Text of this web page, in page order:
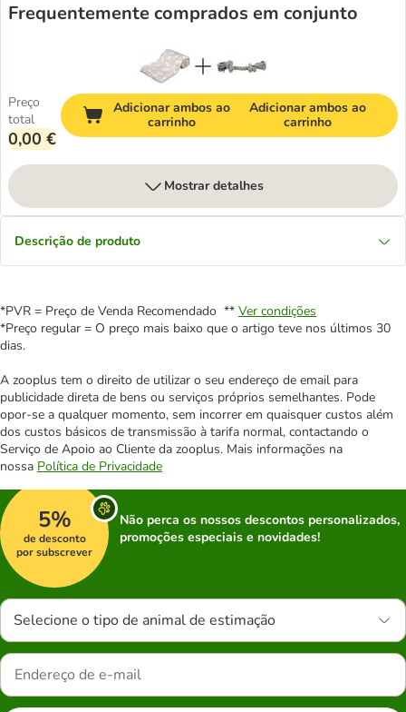
Frequentemente comprados em conjunto
Preço
total
0,00 €
Adicionar ambos ao
carrinho
Adicionar ambos ao
carrinho
Mostrar detalhes
Descrição de produto
*PVR = Preço de Venda Recomendado ** Ver condições
*Preço regular = O preço mais baixo que o artigo teve nos últimos 30
dias.
A zooplus tem o direito de utilizar o seu endereço de email para
publicidade direta de bens ou serviços próprios semelhantes. Pode
opor-se a qualquer momento, sem incorrer em quaisquer custos além
dos custos básicos de transmissão à tarifa normal, contactando o
Serviço de Apoio ao Cliente da zooplus. Mais informações na
nossa Política de Privacidade
5%
de desconto
por subscrever
Não perca os nossos descontos personalizados,
promoções especiais e novidades!
Selecione o tipo de animal de estimação